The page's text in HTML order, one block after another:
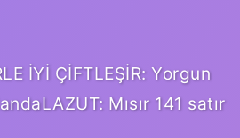
İYİ ÇİFTLEŞİR: Yorgun
Mısır 141 satır